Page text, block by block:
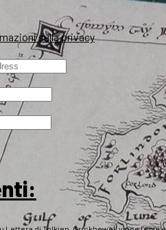
sulla privacy